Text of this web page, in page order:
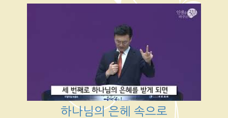
하나님의 은헤 속으로